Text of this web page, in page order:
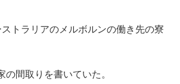
トラリアのメルボルンの働き先の寮
の間取りを書いていた。